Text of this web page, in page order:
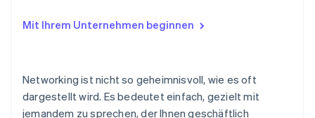
Mit Ihrem Unternehmen beginnen
Networking ist nicht so geheimnisvoll, wie es oft
dargestellt wird. Es bedeutet einfach, gezielt mit
jemandem zu sprechen, der Ihnen geschäftlich